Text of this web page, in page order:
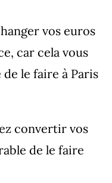
vos euros
car cela vous
le faire à Paris
convertir vos
de le faire